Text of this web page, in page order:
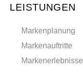
LEISTUNGEN
Markenplanung
Markenauftritte
Markenerlebnisse